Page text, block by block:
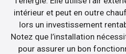
intérieur et peut en outre
lors un investissement
Notez que l’installation
pour assurer un bon